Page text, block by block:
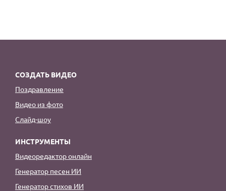
СОЗДАТЬ ВИДЕО
Поздравление
Видео из фото
Слайд-шоу
ИНСТРУМЕНТЫ
Видеоредактор онлайн
Генератор песен ИИ
Генератор стихов ИИ